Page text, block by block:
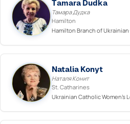
Tamara Dudka
Тамара Дудка
Hamilton
Hamilton Branch of
Natalia Konyt
Наталя Конит
St. Catharines
Ukrainian Catholic Women's